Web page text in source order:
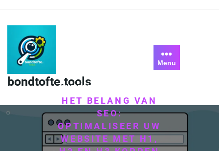
content
bondtofte.tools
Menu
HOME
HET BELANG VAN
SEO:
OPTIMALISEER UW
WEBSITE MET H1,